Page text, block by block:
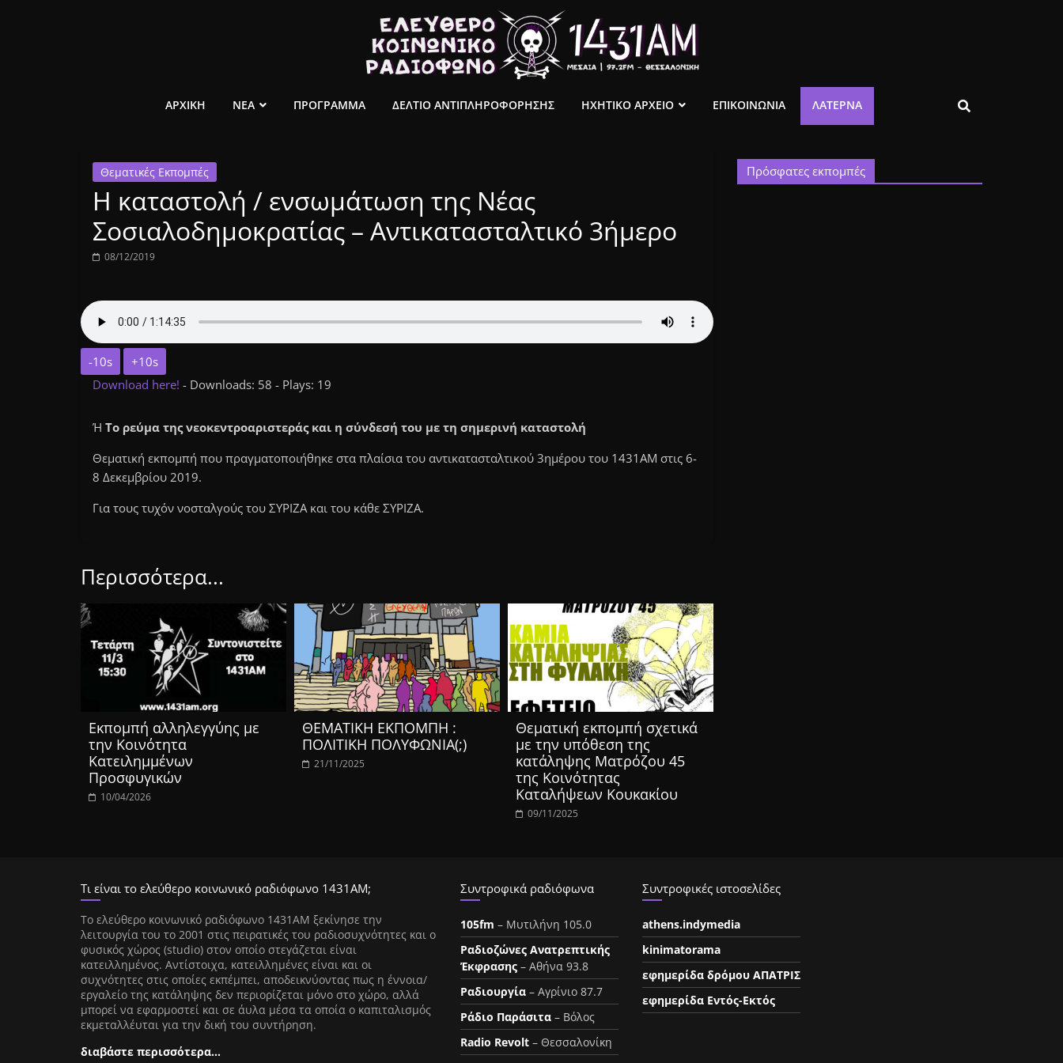
ελεύθερο
ραδιόφωνο
1431AM
ΑΡΧΙΚΗ ΝΕΑ ΠΡΟΓΡΑΜΜΑ ΔΕΛΤΙΟ ΑΝΤΙΠΛΗΡΟΦΟΡΗΣΗΣ ΗΧΗΤΙΚΟ ΑΡΧΕΙΟ ΕΠΙΚΟΙΝΩΝΙΑ ΛΑΤΈΡΝΑ
Θεματικές Εκπομπές
Η καταστολή / ενσωμάτωση της Νέας
Σοσιαλοδημοκρατίας – Αντικατασταλτικό 3ήμερο
08/12/2019
-10s
+10s
Download here! - Downloads: 58 - Plays: 19
Ή Το ρεύμα της νεοκεντροαριστεράς και η σύνδεσή του με τη σημερινή καταστολή
Θεματική εκπομπή που πραγματοποιήθηκε στα πλαίσια του αντικατασταλτικού 3ημέρου του 1431ΑΜ στις 6-
8 Δεκεμβρίου 2019.
Για τους τυχόν νοσταλγούς του ΣΥΡΙΖΑ και του κάθε ΣΥΡΙΖΑ.
Περισσότερα...
Eκπομπή αλληλεγγύης με
την Κοινότητα
Κατειλημμένων
Προσφυγικών
10/04/2026
ΘΕΜΑΤΙΚΗ ΕΚΠΟΜΠΗ :
ΠΟΛΙΤΙΚΗ ΠΟΛΥΦΩΝΙΑ(;)
21/11/2025
Θεματική εκπομπή σχετικά
με την υπόθεση της
κατάληψης Ματρόζου 45
της Κοινότητας
Καταλήψεων Κουκακίου
09/11/2025
Πρόσφατες εκπομπές
Τι είναι το ελεύθερο κοινωνικό ραδιόφωνο 1431ΑΜ;
Tο ελεύθερο κοινωνικό ραδιόφωνο 1431AM ξεκίνησε την
λειτουργία του το 2001 στις πειρατικές του ραδιοσυχνότητες και ο
φυσικός χώρος (studio) στον οποίο στεγάζεται είναι
κατειλλημένος. Αντίστοιχα, κατειλλημένες είναι και οι
συχνότητες στις οποίες εκπέμπει, αποδεικνύοντας πως η έννοια/
εργαλείο της κατάληψης δεν περιορίζεται μόνο στο χώρο, αλλά
μπορεί να εφαρμοστεί και σε άυλα μέσα τα οποία ο καπιταλισμός
εκμεταλλέυται για την δική του συντήρηση.
διαβάστε περισσότερα…
Συντροφικά ραδιόφωνα
105fm – Μυτιλήνη 105.0
Ραδιοζώνες Ανατρεπτικής
Έκφρασης – Αθήνα 93.8
Ραδιουργία – Αγρίνιο 87.7
Ράδιο Παράσιτα – Βόλος
Radio Revolt – Θεσσαλονίκη
Συντροφικές ιστοσελίδες
athens.indymedia
kinimatorama
εφημερίδα δρόμου ΑΠΑΤΡΙΣ
εφημερίδα Εντός-Εκτός